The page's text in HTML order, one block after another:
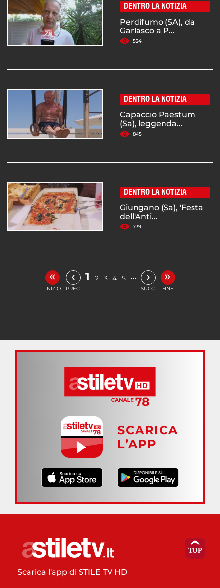
DENTRO LA NOTIZIA
Perdifumo (SA), da
Garlasco a P...
524
DENTRO LA NOTIZIA
Capaccio Paestum
(Sa), leggenda...
845
DENTRO LA NOTIZIA
Giungano (Sa), 'Festa
dell'Anti...
739
«
INIZIO
‹
PREC.
1 2 3 4 5 … ›
SUCC.
»
FINE
SCARICA
L’APP
Scarica l'app di STILE TV HD